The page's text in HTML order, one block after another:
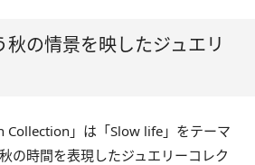
の情景を映したジュエリ
」は「Slow life」をテーマ
の時間を表現したジュエリーコレク